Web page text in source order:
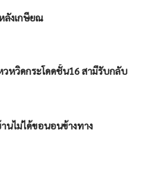
ลังเกษียณ
วหวิดกระโดดชั้น16 สามีรับกลับ
นไม่ได้ขอนอนข้างทาง